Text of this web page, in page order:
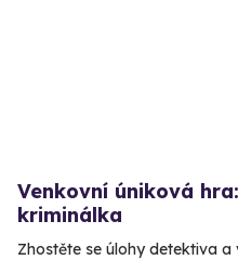
Venkovní úniková
kriminálka
Zhostěte se úlohy detektiva